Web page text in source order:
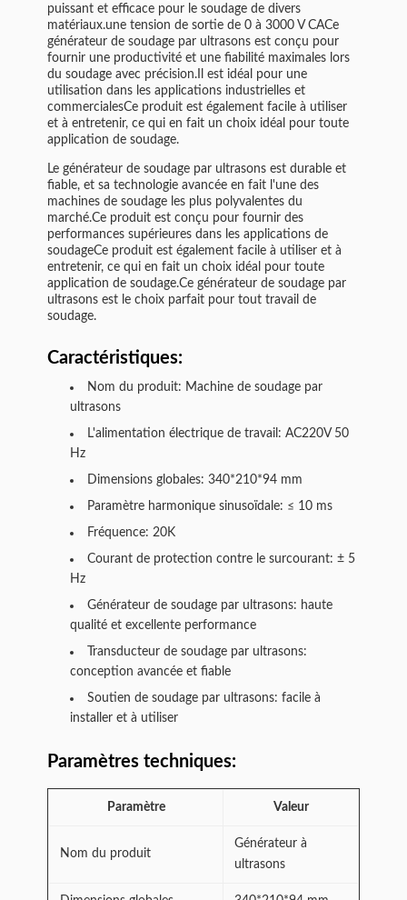
puissant et efficace pour le soudage de divers
matériaux.une tension de sortie de 0 à 3000 V CACe
générateur de soudage par ultrasons est conçu pour
fournir une productivité et une fiabilité maximales lors
du soudage avec précision.Il est idéal pour une
utilisation dans les applications industrielles et
commercialesCe produit est également facile à utiliser
et à entretenir, ce qui en fait un choix idéal pour toute
application de soudage.
Le générateur de soudage par ultrasons est durable et
fiable, et sa technologie avancée en fait l'une des
machines de soudage les plus polyvalentes du
marché.Ce produit est conçu pour fournir des
performances supérieures dans les applications de
soudageCe produit est également facile à utiliser et à
entretenir, ce qui en fait un choix idéal pour toute
application de soudage.Ce générateur de soudage par
ultrasons est le choix parfait pour tout travail de
soudage.
Caractéristiques:
Nom du produit: Machine de soudage par
ultrasons
L'alimentation électrique de travail: AC220V 50
Hz
Dimensions globales: 340*210*94 mm
Paramètre harmonique sinusoïdale: ≤ 10 ms
Fréquence: 20K
Courant de protection contre le surcourant: ± 5
Hz
Générateur de soudage par ultrasons: haute
qualité et excellente performance
Transducteur de soudage par ultrasons:
conception avancée et fiable
Soutien de soudage par ultrasons: facile à
installer et à utiliser
Paramètres techniques:
Paramètre Valeur
Nom du produit
Générateur à
ultrasons